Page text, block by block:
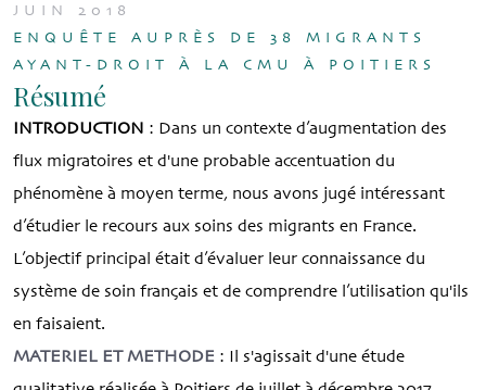
JUIN 2018
ENQUÊTE AUPRÈS DE 38 MIGRANTS
AYANT-DROIT À LA CMU À POITIERS
Résumé
INTRODUCTION : Dans un contexte d’augmentation des
flux migratoires et d'une probable accentuation du
phénomène à moyen terme, nous avons jugé intéressant
d’étudier le recours aux soins des migrants en France.
L’objectif principal était d’évaluer leur connaissance du
système de soin français et de comprendre l’utilisation qu'ils
en faisaient.
MATERIEL ET METHODE : Il s'agissait d'une étude